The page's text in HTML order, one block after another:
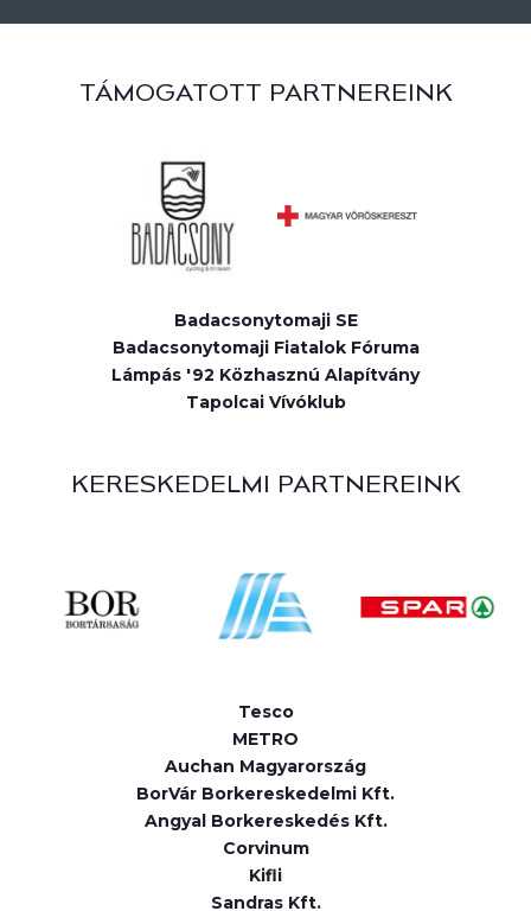
TÁMOGATOTT PARTNEREINK
Badacsonytomaji SE
Badacsonytomaji Fiatalok Fóruma
Lámpás '92 Közhasznú Alapítvány
Tapolcai Vívóklub
KERESKEDELMI PARTNEREINK
Tesco
METRO
Auchan Magyarország
BorVár Borkereskedelmi Kft.
Angyal Borkereskedés Kft.
Corvinum
Kifli
Sandras Kft.